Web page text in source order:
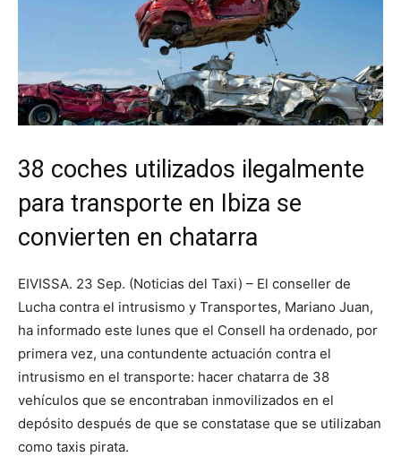
38 coches utilizados ilegalmente
para transporte en Ibiza se
convierten en chatarra
EIVISSA. 23 Sep. (Noticias del Taxi) – El conseller de
Lucha contra el intrusismo y Transportes, Mariano Juan,
ha informado este lunes que el Consell ha ordenado, por
primera vez, una contundente actuación contra el
intrusismo en el transporte: hacer chatarra de 38
vehículos que se encontraban inmovilizados en el
depósito después de que se constatase que se utilizaban
como taxis pirata.